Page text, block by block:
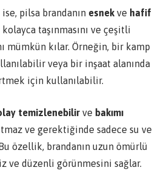
pilsa brandanın esnek ve hafif
kolayca taşınmasını ve çeşitli
mümkün kılar. Örneğin, bir kamp
veya bir inşaat alanında
için kullanılabilir.
temizlenebilir ve bakımı
ve gerektiğinde sadece su ve
özellik, brandanın uzun ömürlü
ve düzenli görünmesini sağlar.